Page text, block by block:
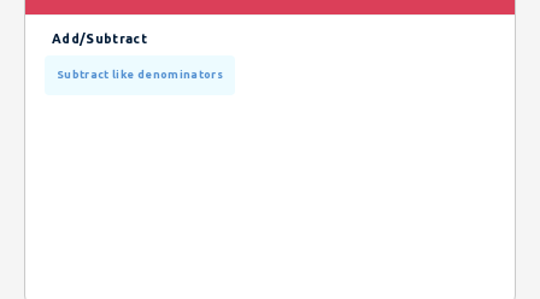
Add/Subtract
Subtract like denominators